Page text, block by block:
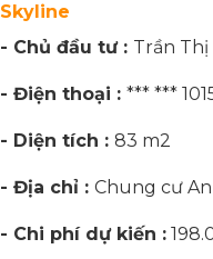
Skyline
- Chủ đầu tư : Trần Thị
- Điện thoại : *** ***
- Diện tích : 83 m2
- Địa chỉ : Chung cư
- Chi phí dự kiến :